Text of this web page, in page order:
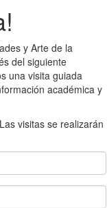
y Arte de la
del siguiente
una visita guiada
académica y
visitas se realizarán